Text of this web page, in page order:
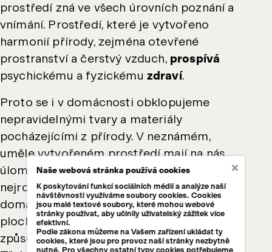
prostředí zná ve všech úrovních poznání a
vnímání. Prostředí, které je vytvořeno
harmonií přírody, zejména otevřené
prostranství a čerstvý vzduch, prospívá
psychickému a fyzickému zdraví.
Proto se i v domácnosti obklopujeme
nepravidelnými tvary a materiály
pocházejícími z přírody. V neznámém,
uměle vytvořeném prostředí mají na nás
úlomky přírody uklidňující účinky.Dřevo
je
nejrozšířenějším materiálem v
domácnostech. Pohled na velké dřevěné
plochy jepro člověka příjemný
a stejným
způsobem působí i na jeho ostatní smysly.
Naše webová stránka používá cookies
K poskytování funkcí sociálních médií a analýze naší
návštěvnosti využíváme soubory cookies. Cookies
jsou malé textové soubory, které mohou webové
stránky používat, aby učinily uživatelský zážitek více
efektivní.
Podle zákona můžeme na Vašem zařízení ukládat ty
cookies, které jsou pro provoz naší stránky nezbytně
nutné. Pro všechny ostatní typy cookies potřebujeme
×